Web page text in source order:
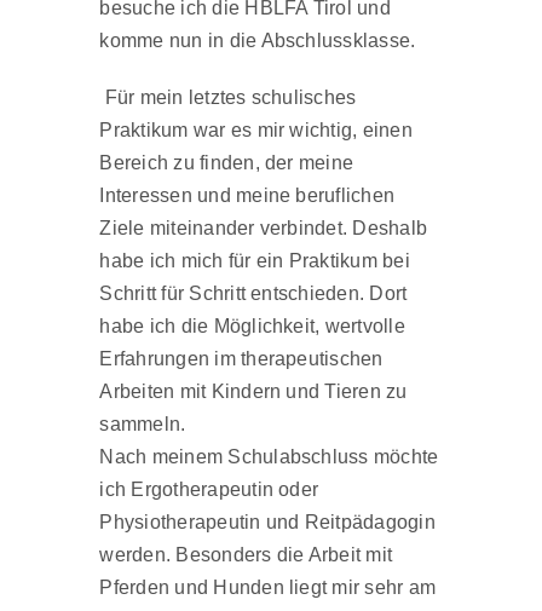
besuche ich die HBLFA Tirol und
komme nun in die Abschlussklasse.
Für mein letztes schulisches
Praktikum war es mir wichtig, einen
Bereich zu finden, der meine
Interessen und meine beruflichen
Ziele miteinander verbindet. Deshalb
habe ich mich für ein Praktikum bei
Schritt für Schritt entschieden. Dort
habe ich die Möglichkeit, wertvolle
Erfahrungen im therapeutischen
Arbeiten mit Kindern und Tieren zu
sammeln.
Nach meinem Schulabschluss möchte
ich Ergotherapeutin oder
Physiotherapeutin und Reitpädagogin
werden. Besonders die Arbeit mit
Pferden und Hunden liegt mir sehr am